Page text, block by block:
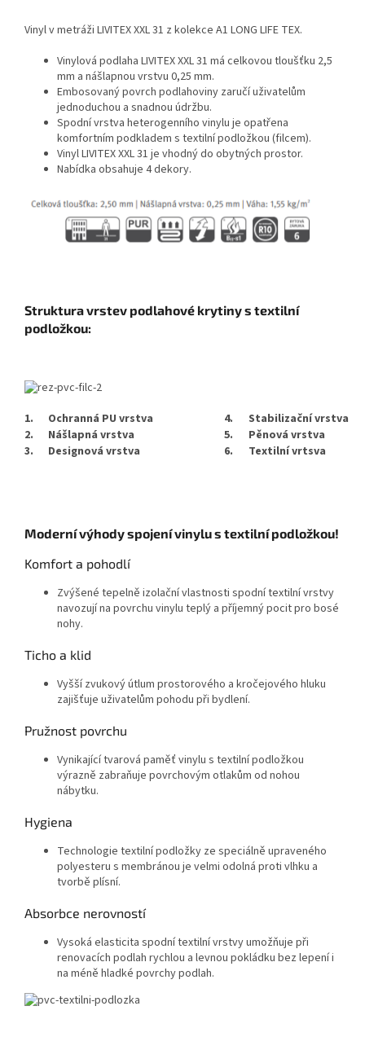
Vinyl v metráži LIVITEX XXL 31 z kolekce A1 LONG LIFE TEX.
Vinylová podlaha LIVITEX XXL 31 má celkovou tloušťku 2,5
mm a nášlapnou vrstvu 0,25 mm.
Embosovaný povrch podlahoviny zaručí uživatelům
jednoduchou a snadnou údržbu.
Spodní vrstva heterogenního vinylu je opatřena
komfortním podkladem s textilní podložkou (filcem).
Vinyl LIVITEX XXL 31 je vhodný do obytných prostor.
Nabídka obsahuje 4 dekory.
Struktura vrstev podlahové krytiny s textilní
podložkou:
1. Ochranná PU vrstva 4.
Stabilizační vrstva
2.
Nášlapná vrstva 5.
Pěnová vrstva
3.
Designová vrstva 6. Textilní vrtsva
Moderní výhody spojení vinylu s textilní podložkou!
Komfort a pohodlí
Zvýšené tepelně izolační vlastnosti spodní textilní vrstvy
navozují na povrchu vinylu teplý a příjemný pocit pro bosé
nohy.
Ticho a klid
Vyšší zvukový útlum prostorového a kročejového hluku
zajišťuje uživatelům pohodu při bydlení.
Pružnost povrchu
Vynikající tvarová paměť vinylu s textilní podložkou
výrazně zabraňuje povrchovým otlakům od nohou
nábytku.
Hygiena
Technologie textilní podložky ze speciálně upraveného
polyesteru s membránou je velmi odolná proti vlhku a
tvorbě plísní.
Absorbce nerovností
Vysoká elasticita spodní textilní vrstvy umožňuje při
renovacích podlah rychlou a levnou pokládku bez lepení i
na méně hladké povrchy podlah.